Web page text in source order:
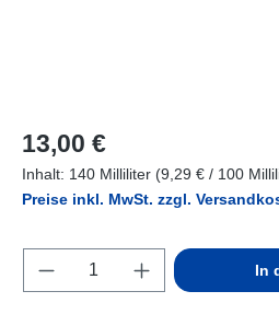
Regulärer Preis:
13,00 €
Inhalt: 140 Milliliter (9,29 € / 100
Preise inkl. MwSt. zzgl.
Produkt Anzahl: Gib In